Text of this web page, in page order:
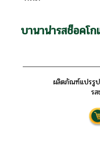
บานาน่ารสช็อคโ
ผลิตภัณฑ์แปรรูป
ร